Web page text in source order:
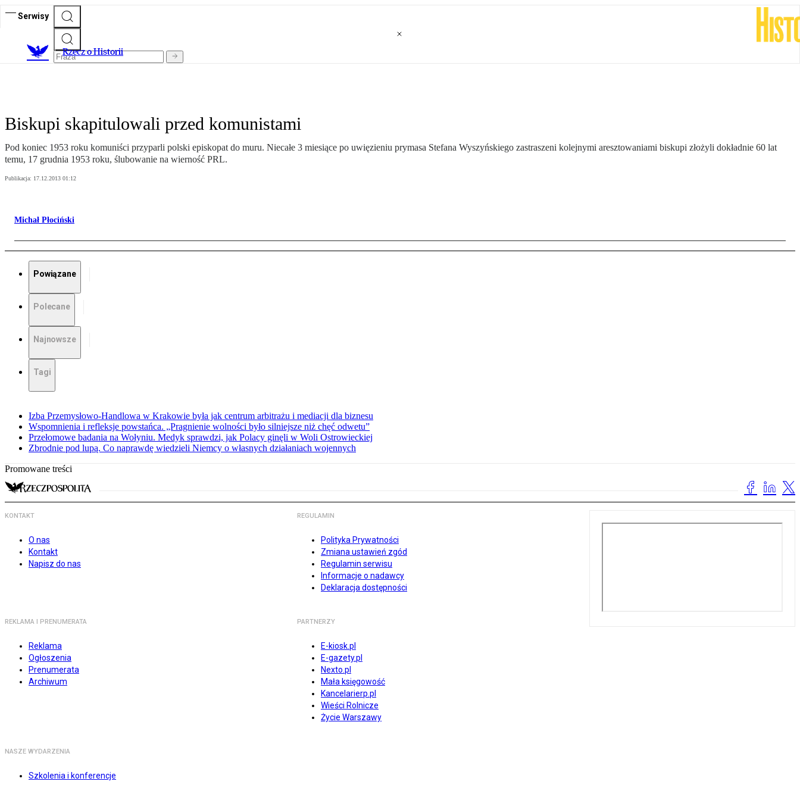
Serwisy
Rzecz o Historii
Biskupi skapitulowali przed komunistami
Pod koniec 1953 roku komuniści przyparli polski episkopat do muru. Niecałe 3 miesiące po uwięzieniu prymasa Stefana Wyszyńskiego zastraszeni kolejnymi aresztowaniami biskupi złożyli dokładnie 60 lat
temu, 17 grudnia 1953 roku, ślubowanie na wierność PRL.
Publikacja: 17.12.2013 01:12
Michał Płociński
Powiązane
Polecane
Najnowsze
Tagi
Izba Przemysłowo-Handlowa w Krakowie była jak centrum arbitrażu i mediacji dla biznesu
Wspomnienia i refleksje powstańca. „Pragnienie wolności było silniejsze niż chęć odwetu”
Przełomowe badania na Wołyniu. Medyk sprawdzi, jak Polacy ginęli w Woli Ostrowieckiej
Zbrodnie pod lupą. Co naprawdę wiedzieli Niemcy o własnych działaniach wojennych
Promowane treści
KONTAKT
O nas
Kontakt
Napisz do nas
REGULAMIN
Polityka Prywatności
Zmiana ustawień zgód
Regulamin serwisu
Informacje o nadawcy
Deklaracja dostępności
REKLAMA I PRENUMERATA
Reklama
Ogłoszenia
Prenumerata
Archiwum
PARTNERZY
E-kiosk.pl
E-gazety.pl
Nexto.pl
Mała księgowość
Kancelarierp.pl
Wieści Rolnicze
Życie Warszawy
NASZE WYDARZENIA
Szkolenia i konferencje